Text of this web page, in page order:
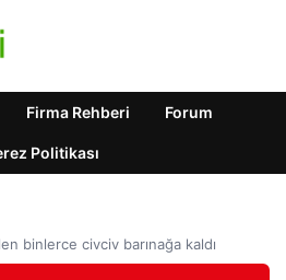
Firma Rehberi Forum
Politikası
binlerce civciv barınağa kaldı